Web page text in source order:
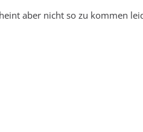
aber nicht so zu kommen